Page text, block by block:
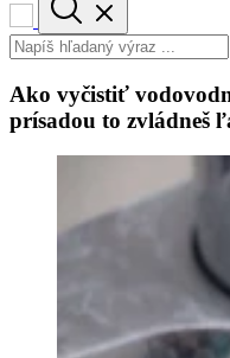
Ako vyčistiť
prísadou to zvládneš